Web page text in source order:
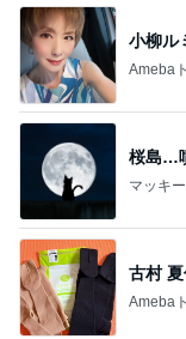
小柳ル
Ameba
桜島…
マッキ
古村
Ameba